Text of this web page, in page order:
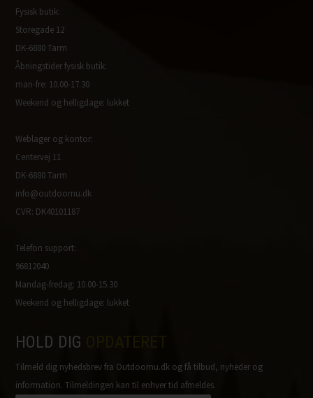
Fysisk butik:
Storegade 12
DK-6880 Tarm
Åbningstider fysisk butik:
man-fre: 10.00-17.30
Weekend og helligdage: lukket
Weblager og kontor:
Centervej 11
DK-6880 Tarm
info@outdoornu.dk
CVR: DK40101187
Telefon support:
96812040
Mandag-fredag: 10.00-15.30
Weekend og helligdage: lukket
HOLD DIG
Tilmeld dig nyhedsbrev fra Outdoornu.dk og få tilbud, nyheder og
information. Tilmeldingen kan til enhver tid afmeldes.